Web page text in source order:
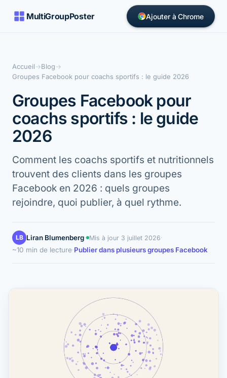
MultiGroupPoster Ajouter à Chrome
Accueil→Blog→
Groupes Facebook pour coachs sportifs : le guide 2026
Groupes Facebook pour
coachs sportifs : le guide
2026
Comment les coachs sportifs et nutritionnels
trouvent des clients dans les groupes
Facebook en 2026 : quels groupes
rejoindre, quoi publier, à quel rythme.
LB Liran Blumenberg· Mis à jour 3 juillet 2026·
~10 min de lecture·Publier dans plusieurs groupes Facebook